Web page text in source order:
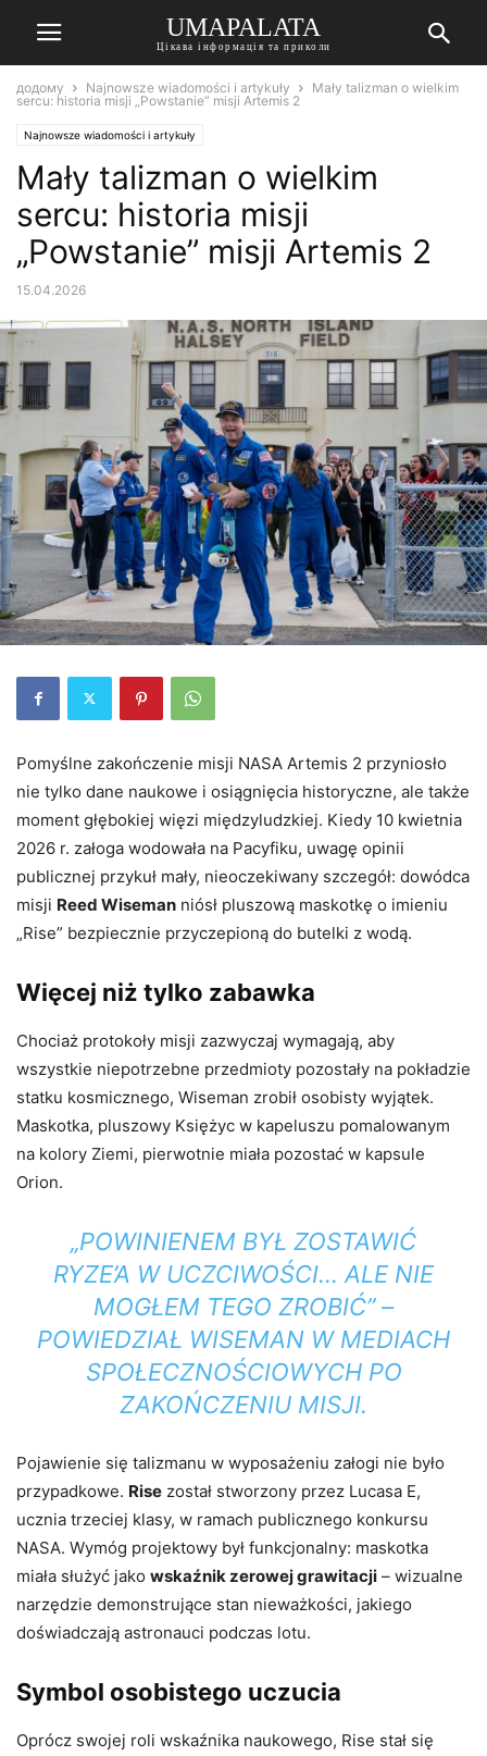
UMAPALATA
Цікава інформація та приколи
додому Najnowsze wiadomości i artykuły
Mały talizman o wielkim
sercu: historia misji „Powstanie” misji Artemis 2
Najnowsze wiadomości i artykuły
Mały talizman o wielkim
sercu: historia misji
„Powstanie” misji Artemis 2
15.04.2026
Pomyślne zakończenie misji NASA Artemis 2 przyniosło
nie tylko dane naukowe i osiągnięcia historyczne, ale także
moment głębokiej więzi międzyludzkiej. Kiedy 10 kwietnia
2026 r. załoga wodowała na Pacyfiku, uwagę opinii
publicznej przykuł mały, nieoczekiwany szczegół: dowódca
misji Reed Wiseman niósł pluszową maskotkę o imieniu
„Rise” bezpiecznie przyczepioną do butelki z wodą.
Więcej niż tylko zabawka
Chociaż protokoły misji zazwyczaj wymagają, aby
wszystkie niepotrzebne przedmioty pozostały na pokładzie
statku kosmicznego, Wiseman zrobił osobisty wyjątek.
Maskotka, pluszowy Księżyc w kapeluszu pomalowanym
na kolory Ziemi, pierwotnie miała pozostać w kapsule
Orion.
„POWINIENEM BYŁ ZOSTAWIĆ
RYZE’A W UCZCIWOŚCI… ALE NIE
MOGŁEM TEGO ZROBIĆ” –
POWIEDZIAŁ WISEMAN W MEDIACH
SPOŁECZNOŚCIOWYCH PO
ZAKOŃCZENIU MISJI.
Pojawienie się talizmanu w wyposażeniu załogi nie było
przypadkowe. Rise został stworzony przez Lucasa E,
ucznia trzeciej klasy, w ramach publicznego konkursu
NASA. Wymóg projektowy był funkcjonalny: maskotka
miała służyć jako wskaźnik zerowej grawitacji – wizualne
narzędzie demonstrujące stan nieważkości, jakiego
doświadczają astronauci podczas lotu.
Symbol osobistego uczucia
Oprócz swojej roli wskaźnika naukowego, Rise stał się